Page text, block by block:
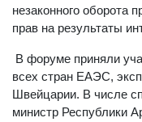
незаконного оборота
прав на результаты
В форуме приняли
всех стран ЕАЭС,
Швейцарии. В числе
министр Республики